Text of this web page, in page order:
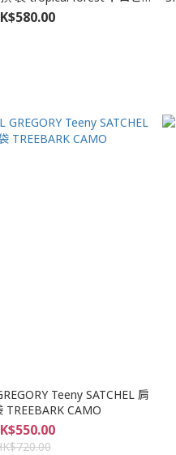
ォレスト
Teeny SATCHEL 肩
TREEBARK CAMO